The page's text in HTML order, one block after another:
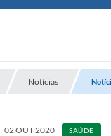
Notícias
02 OUT 2020 SAÚDE